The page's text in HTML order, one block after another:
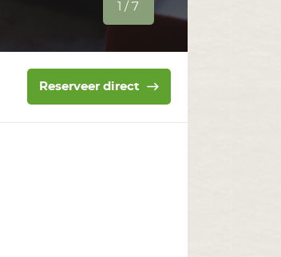
1 / 7
Reserveer direct